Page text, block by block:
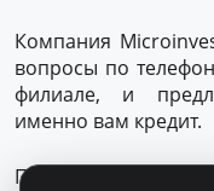
Компания
вопросы по
филиале, и
именно вам кредит.
Получайте кредит